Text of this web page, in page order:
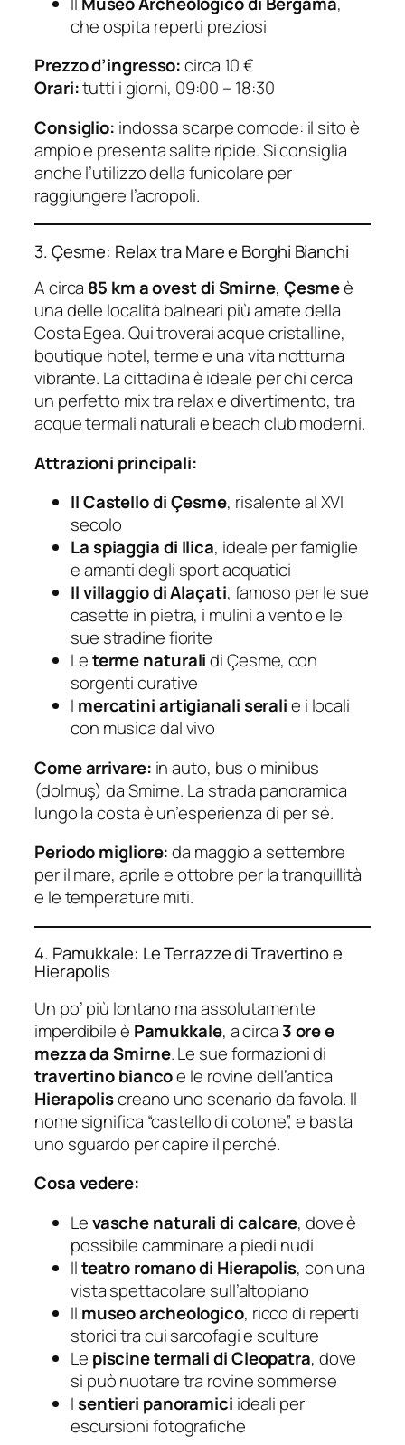
che ospita reperti preziosi
Prezzo d’ingresso:circa 10 €
Orari:tutti i giorni, 09:00 – 18:30
Consiglio: indossa scarpe comode: il sito è
ampio e presenta salite ripide. Si consiglia
anche l’utilizzo della funicolare per
raggiungere l’acropoli.
3. Çesme: Relax tra Mare e Borghi Bianchi
A circa 85 km a ovest di Smirne, Çesmeè
una delle località balneari più amate della
Costa Egea. Qui troverai acque cristalline,
boutique hotel, terme e una vita notturna
vibrante. La cittadina è ideale per chi cerca
un perfetto mix tra relax e divertimento, tra
acque termali naturali e beach club moderni.
Attrazioni principali:
Il Castello di Çesme, risalente al XVI
secolo
La spiaggia di Ilica, ideale per famiglie
e amanti degli sport acquatici
Il villaggio di Alaçati, famoso per le sue
casette in pietra, i mulini a vento e le
sue stradine fiorite
Leterme naturalidi Çesme, con
sorgenti curative
I mercatini artigianali seralie i locali
con musica dal vivo
Come arrivare: in auto, bus o minibus
(dolmuş) da Smirne. La strada panoramica
lungo la costa è un’esperienza di per sé.
Periodo migliore:da maggio a settembre
per il mare, aprile e ottobre per la tranquillità
e le temperature miti.
4. Pamukkale: Le Terrazze di Travertino e
Hierapolis
Un po’ più lontano ma assolutamente
imperdibile è Pamukkale, a circa 3 ore e
mezza da Smirne. Le sue formazioni di
travertino biancoe le rovine dell’antica
Hierapoliscreano uno scenario da favola. Il
nome significa “castello di cotone”, e basta
uno sguardo per capire il perché.
Cosa vedere:
Levasche naturali di calcare, dove è
possibile camminare a piedi nudi
Ilteatro romano di Hierapolis, con una
vista spettacolare sull’altopiano
Il museo archeologico, ricco di reperti
storici tra cui sarcofagi e sculture
Le piscine termali di Cleopatra, dove
si può nuotare tra rovine sommerse
Isentieri panoramici ideali per
escursioni fotografiche